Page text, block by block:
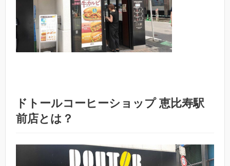
ドトールコーヒーショップ 恵比寿駅
前店とは？